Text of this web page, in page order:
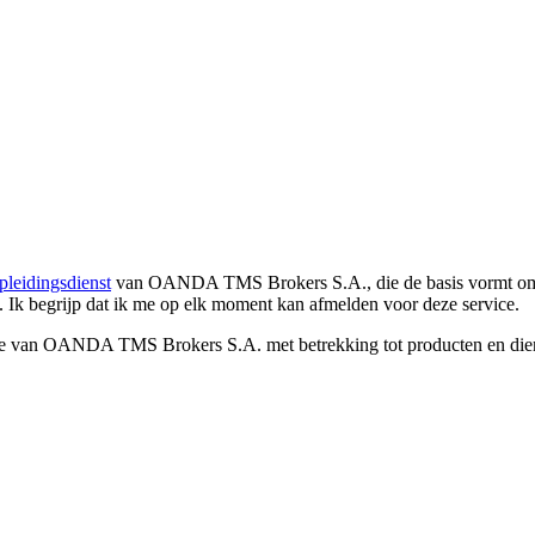
van OANDA TMS Brokers S.A., die de basis vormt
Ik begrijp dat ik me op elk moment kan afmelden voor deze service.
OANDA TMS Brokers S.A. met betrekking tot producten en